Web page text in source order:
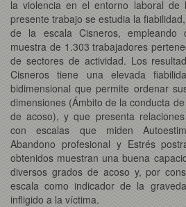
la violencia en el entorno laboral de
presente trabajo se estudia la
de la escala Cisneros, empleando
muestra de 1.303 trabajadores
de sectores de actividad. Los
Cisneros tiene una elevada
bidimensional que permite ordenar
dimensiones (Ámbito de la conducta
de acoso), y que presenta
con escalas que miden
Abandono profesional y Estrés
obtenidos muestran una buena
diversos grados de acoso y, por
escala como indicador de la
infligido a la víctima.